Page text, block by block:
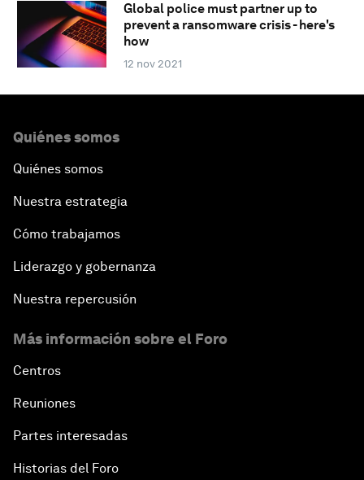
Global police must partner up to
prevent a ransomware crisis - here's
how
12 nov 2021
Quiénes somos
Quiénes somos
Nuestra estrategia
Cómo trabajamos
Liderazgo y gobernanza
Nuestra repercusión
Más información sobre el Foro
Centros
Reuniones
Partes interesadas
Historias del Foro